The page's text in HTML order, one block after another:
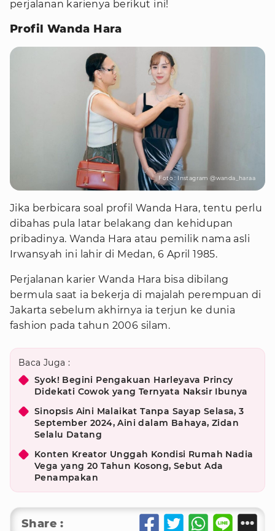
perjalanan karienya berikut ini!
Profil Wanda Hara
Foto : Instagram @wanda_haraa
Jika berbicara soal profil Wanda Hara, tentu perlu
dibahas pula latar belakang dan kehidupan
pribadinya. Wanda Hara atau pemilik nama asli
Irwansyah ini lahir di Medan, 6 April 1985.
Perjalanan karier Wanda Hara bisa dibilang
bermula saat ia bekerja di majalah perempuan di
Jakarta sebelum akhirnya ia terjun ke dunia
fashion pada tahun 2006 silam.
Baca Juga :
Syok! Begini Pengakuan Harleyava Princy
Didekati Cowok yang Ternyata Naksir Ibunya
Sinopsis Aini Malaikat Tanpa Sayap Selasa, 3
September 2024, Aini dalam Bahaya, Zidan
Selalu Datang
Konten Kreator Unggah Kondisi Rumah Nadia
Vega yang 20 Tahun Kosong, Sebut Ada
Penampakan
Share :